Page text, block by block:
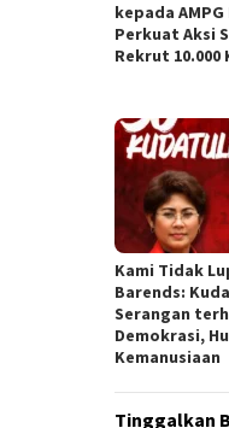
kepada AMPG
Perkuat Aksi
Rekrut 10.000
Kami Tidak
Barends:
Serangan
Demokrasi,
Kemanusiaan
Tinggalkan